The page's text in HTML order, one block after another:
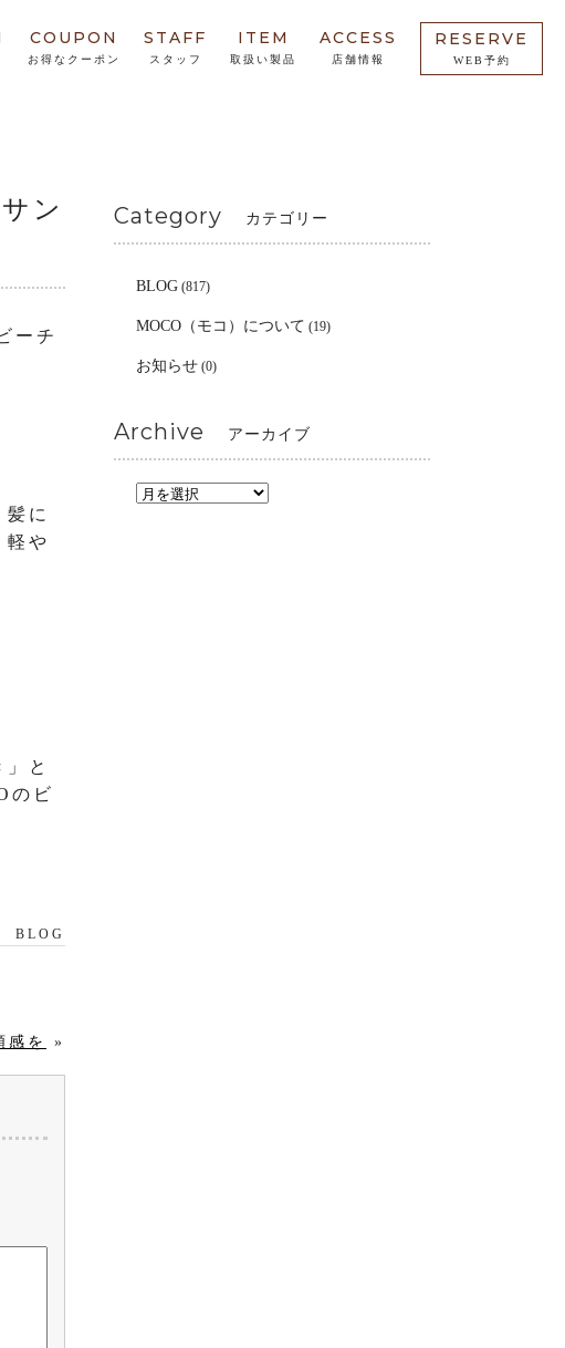
COUPON
お得なクーポン
STAFF
スタッフ
ITEM
取扱い製品
ACCESS
店舗情報
RESERVE
WEB予約
ン
ーチ
に
軽や
と
のビ
BLOG
感を
»
Category カテゴリー
BLOG (817)
MOCO（モコ）について (19)
お知らせ (0)
Archive アーカイブ